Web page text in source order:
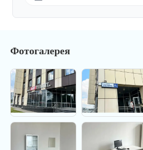
Фотогалерея